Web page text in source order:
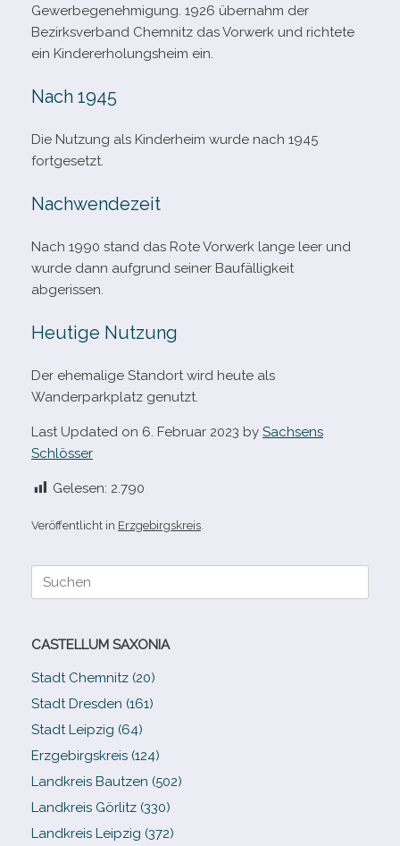
Gewerbegenehmigung. 1926 über­nahm der
Bezirksverband Chemnitz das Vorwerk und rich­tete
ein Kindererholungsheim ein.
Nach 1945
Die Nutzung als Kinderheim wurde nach 1945
fortgesetzt.
Nachwendezeit
Nach 1990 stand das Rote Vorwerk lange leer und
wurde dann auf­grund sei­ner Baufälligkeit
abgerissen.
Heutige Nutzung
Der ehe­ma­lige Standort wird heute als
Wanderparkplatz genutzt.
Last Updated on 6. Februar 2023 by Sachsens
Schlösser
Gelesen: 2.790
Veröffentlicht in Erzgebirgskreis
Suche
CASTELLUM SAXONIA
Stadt Chemnitz (20)
Stadt Dresden (161)
Stadt Leipzig (64)
Erzgebirgskreis (124)
Landkreis Bautzen (502)
Landkreis Görlitz (330)
Landkreis Leipzig (372)